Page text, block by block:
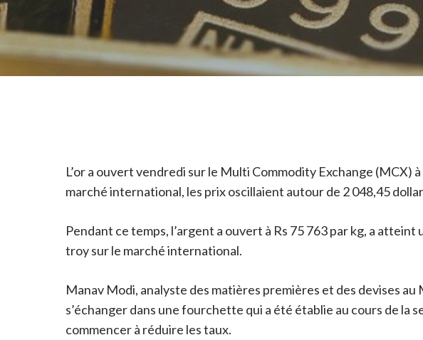
L’or a ouvert vendredi sur le Multi Commodity Exchange (MCX)
marché international, les prix oscillaient autour de 2 048,45
Pendant ce temps, l’argent a ouvert à Rs 75 763 par kg, a
troy sur le marché international.
Manav Modi, analyste des matières premières et des devises
s’échanger dans une fourchette qui a été établie au cours de la
commencer à réduire les taux.